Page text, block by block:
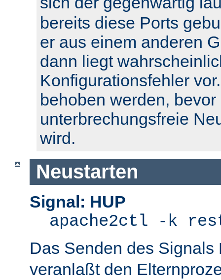
bereits diese Ports
er aus einem anderen
dann liegt
Konfigurationsfehler
behoben werden, bevor
unterbrechungsfreie
wird.
Neustarten
Signal: HUP
apache2ctl -k
Das Senden des Signals
veranlaßt den